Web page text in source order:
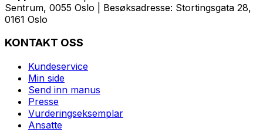
Sentrum, 0055 Oslo | Besøksadresse: Stortingsgata 28,
0161 Oslo
KONTAKT OSS
Kundeservice
Min side
Send inn manus
Presse
Vurderingseksemplar
Ansatte